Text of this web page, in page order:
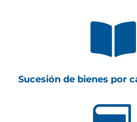

Sucesión de bienes por